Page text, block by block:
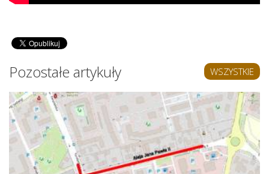
Pozostałe artykuły WSZYSTKIE